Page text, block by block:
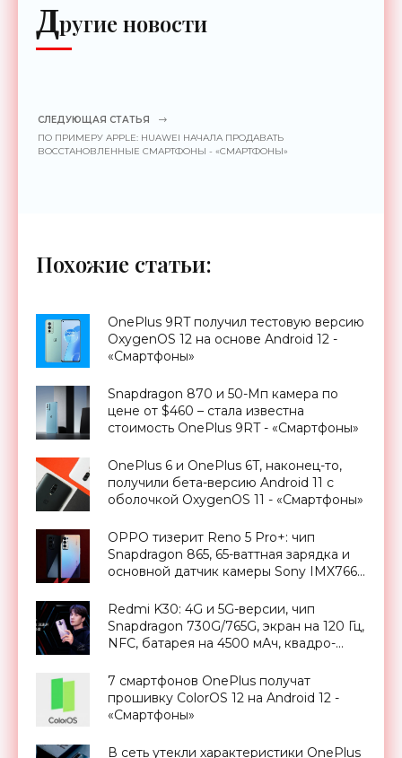
Другие новости
СЛЕДУЮЩАЯ СТАТЬЯ
ПО ПРИМЕРУ APPLE: HUAWEI НАЧАЛА ПРОДАВАТЬ
ВОССТАНОВЛЕННЫЕ СМАРТФОНЫ - «СМАРТФОНЫ»
Похожие статьи:
OnePlus 9RT получил тестовую версию
OxygenOS 12 на основе Android 12 -
«Смартфоны»
Snapdragon 870 и 50-Мп камера по
цене от $460 – стала известна
стоимость OnePlus 9RT - «Смартфоны»
OnePlus 6 и OnePlus 6T, наконец-то,
получили бета-версию Android 11 с
оболочкой OxygenOS 11 - «Смартфоны»
OPPO тизерит Reno 5 Pro+: чип
Snapdragon 865, 65-ваттная зарядка и
основной датчик камеры Sony IMX766
Redmi K30: 4G и 5G-версии, чип
Snapdragon 730G/765G, экран на 120 Гц,
NFC, батарея на 4500 мАч, квадро-
«Смартфоны»
7 смартфонов OnePlus получат
прошивку ColorOS 12 на Android 12 -
«Смартфоны»
В сеть утекли характеристики OnePlus